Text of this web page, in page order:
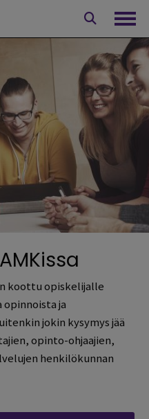
koottu opiskelijalle
ja
jokin kysymys jää
opinto-ohjaajien,
henkilökunnan